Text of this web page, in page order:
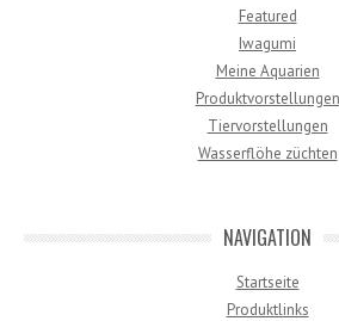
Featured
Iwagumi
Meine Aquarien
Produktvorstellungen
Tiervorstellungen
Wasserflöhe züchten
NAVIGATION
Startseite
Produktlinks